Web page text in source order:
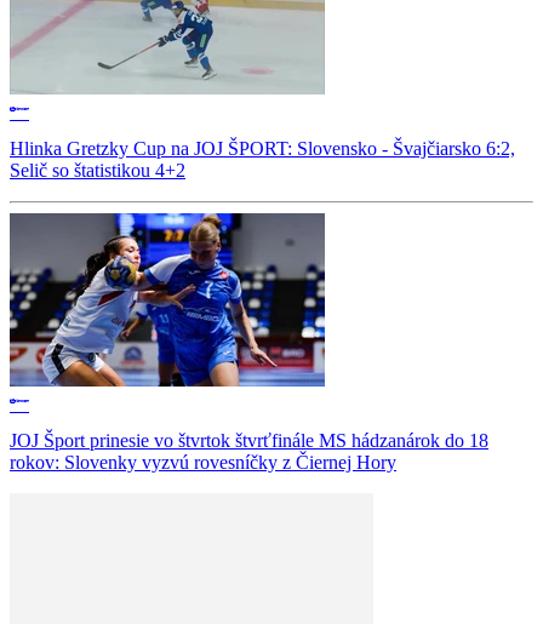
Hlinka Gretzky Cup na JOJ ŠPORT: Slovensko - Švajčiarsko 6:2,
Selič so štatistikou 4+2
JOJ Šport prinesie vo štvrtok štvrťfinále MS hádzanárok do 18
rokov: Slovenky vyzvú rovesníčky z Čiernej Hory